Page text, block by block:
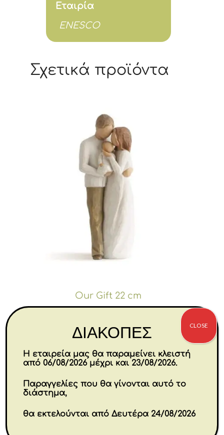
Εταιρία
ENESCO
Σχετικά προϊόντα
Our Gift 22 cm
€ 54.00
Αγορά
ΔΙΑΚΟΠΕΣ
Η εταιρεία μας θα παραμείνει κλειστή
από 06/08/2026 μέχρι και 23/08/2026.
Παραγγελίες που θα γίνονται αυτό το
διάστημα,
θα εκτελούνται από Δευτέρα 24/08/2026
CLOSE